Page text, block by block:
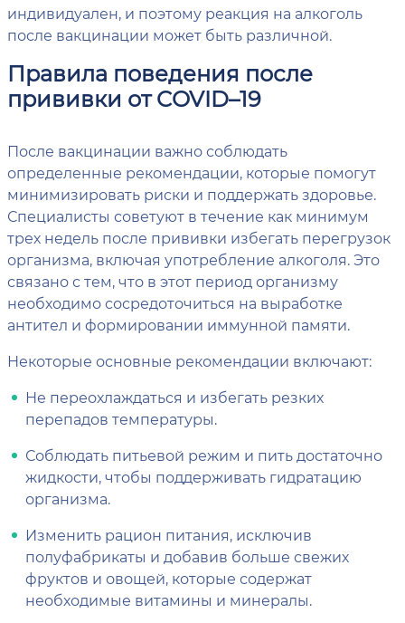
индивидуален, и поэтому реакция на алкоголь
после вакцинации может быть различной.
Правила поведения после
прививки от COVID–19
После вакцинации важно соблюдать
определенные рекомендации, которые помогут
минимизировать риски и поддержать здоровье.
Специалисты советуют в течение как минимум
трех недель после прививки избегать перегрузок
организма, включая употребление алкоголя. Это
связано с тем, что в этот период организму
необходимо сосредоточиться на выработке
антител и формировании иммунной памяти.
Некоторые основные рекомендации включают:
Не переохлаждаться и избегать резких
перепадов температуры.
Соблюдать питьевой режим и пить достаточно
жидкости, чтобы поддерживать гидратацию
организма.
Изменить рацион питания, исключив
полуфабрикаты и добавив больше свежих
фруктов и овощей, которые содержат
необходимые витамины и минералы.